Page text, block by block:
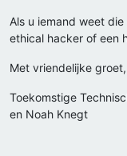
Als u iemand weet
ethical hacker of een
Met vriendelijke groet,
Toekomstige
en Noah Knegt